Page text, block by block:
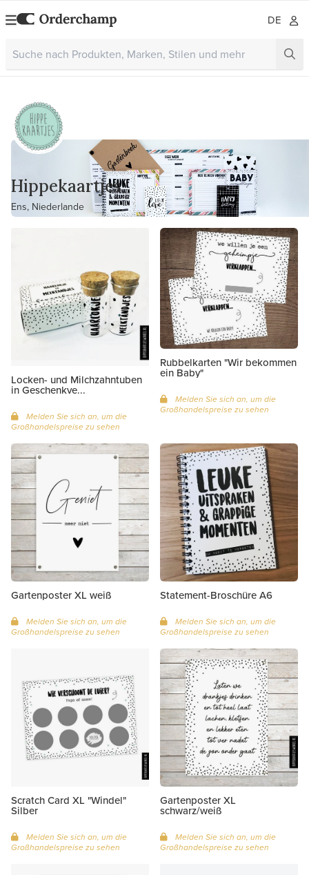
DE
Hippekaartjes
Ens, Niederlande
Locken- und Milchzahntuben
in Geschenkve...
Melden Sie sich an, um die
Großhandelspreise zu sehen
Rubbelkarten "Wir bekommen
ein Baby"
Melden Sie sich an, um die
Großhandelspreise zu sehen
Gartenposter XL weiß
Melden Sie sich an, um die
Großhandelspreise zu sehen
Statement-Broschüre A6
Melden Sie sich an, um die
Großhandelspreise zu sehen
Scratch Card XL "Windel"
Silber
Melden Sie sich an, um die
Großhandelspreise zu sehen
Gartenposter XL
schwarz/weiß
Melden Sie sich an, um die
Großhandelspreise zu sehen